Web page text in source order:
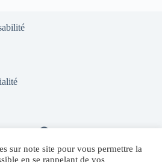
RSS
sur note site pour vous permettre la
en se rappelant de vos